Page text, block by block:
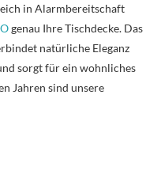
in Alarmbereitschaft
genau Ihre Tischdecke. Das
natürliche Eleganz
sorgt für ein wohnliches
Jahren sind unsere